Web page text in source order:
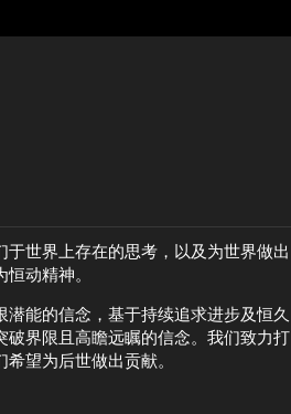
于世界上存在的思考，以及为世界做出
动精神。
潜能的信念，基于持续追求进步及恒久
破界限且高瞻远瞩的信念。我们致力打
望为后世做出贡献。